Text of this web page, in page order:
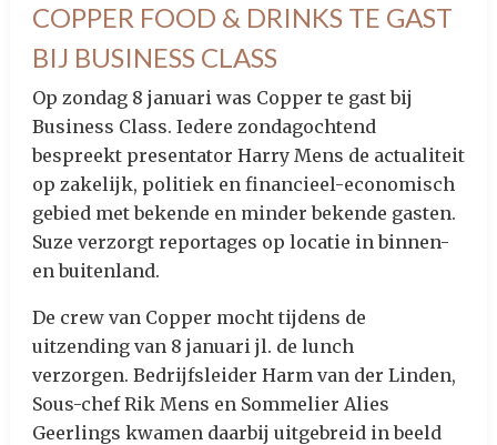
COPPER FOOD & DRINKS TE GAST
BIJ BUSINESS CLASS
Op zondag 8 januari was Copper te gast bij
Business Class. Iedere zondagochtend
bespreekt presentator Harry Mens de actualiteit
op zakelijk, politiek en financieel-economisch
gebied met bekende en minder bekende gasten.
Suze verzorgt reportages op locatie in binnen-
en buitenland.
De crew van Copper mocht tijdens de
uitzending van 8 januari jl. de lunch
verzorgen. Bedrijfsleider Harm van der Linden,
Sous-chef Rik Mens en Sommelier Alies
Geerlings kwamen daarbij uitgebreid in beeld